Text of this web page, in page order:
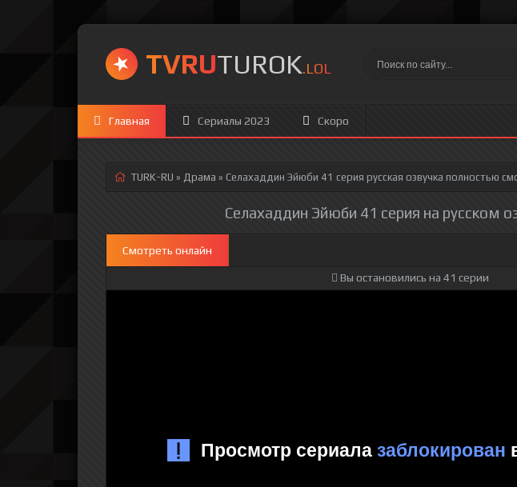
TVRUTUROK.LOL
Главная Сериалы 2023 Скоро
TURK-RU » Драма » Селахаддин Эйюби 41 серия русская озвучка полностью
Селахаддин Эйюби 41 серия на русском
Смотреть онлайн
Вы остановились на 41 серии